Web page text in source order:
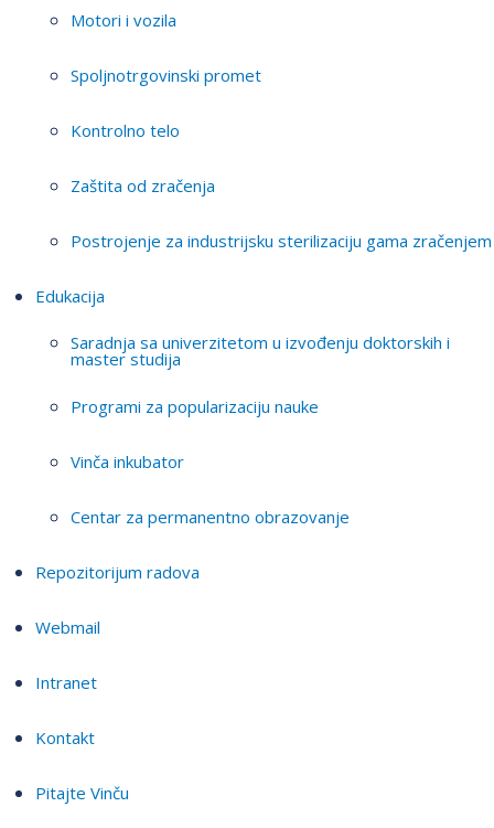
Motori i vozila
Spoljnotrgovinski promet
Kontrolno telo
Zaštita od zračenja
Postrojenje za industrijsku sterilizaciju gama zračenjem
Edukacija
Saradnja sa univerzitetom u izvođenju doktorskih i
master studija
Programi za popularizaciju nauke
Vinča inkubator
Centar za permanentno obrazovanje
Repozitorijum radova
Webmail
Intranet
Kontakt
Pitajte Vinču